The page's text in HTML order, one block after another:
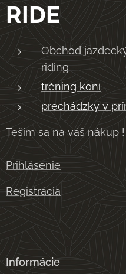
RIDE
Obchod
riding
tréning koní
prechádzky v
Teším sa na váš nákup !
Prihlásenie
Registrácia
Informácie